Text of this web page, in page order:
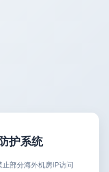
护系统
部分海外机房IP访问